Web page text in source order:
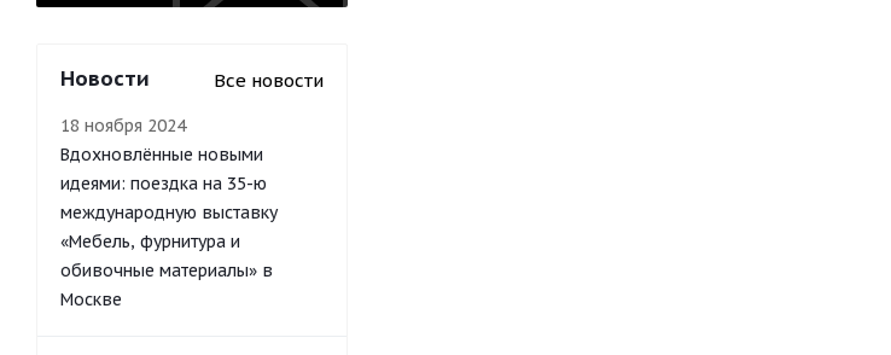
Новости Все новости
18 ноября 2024
Вдохновлённые новыми
идеями: поездка на 35-ю
международную выставку
«Мебель, фурнитура и
обивочные материалы» в
Москве